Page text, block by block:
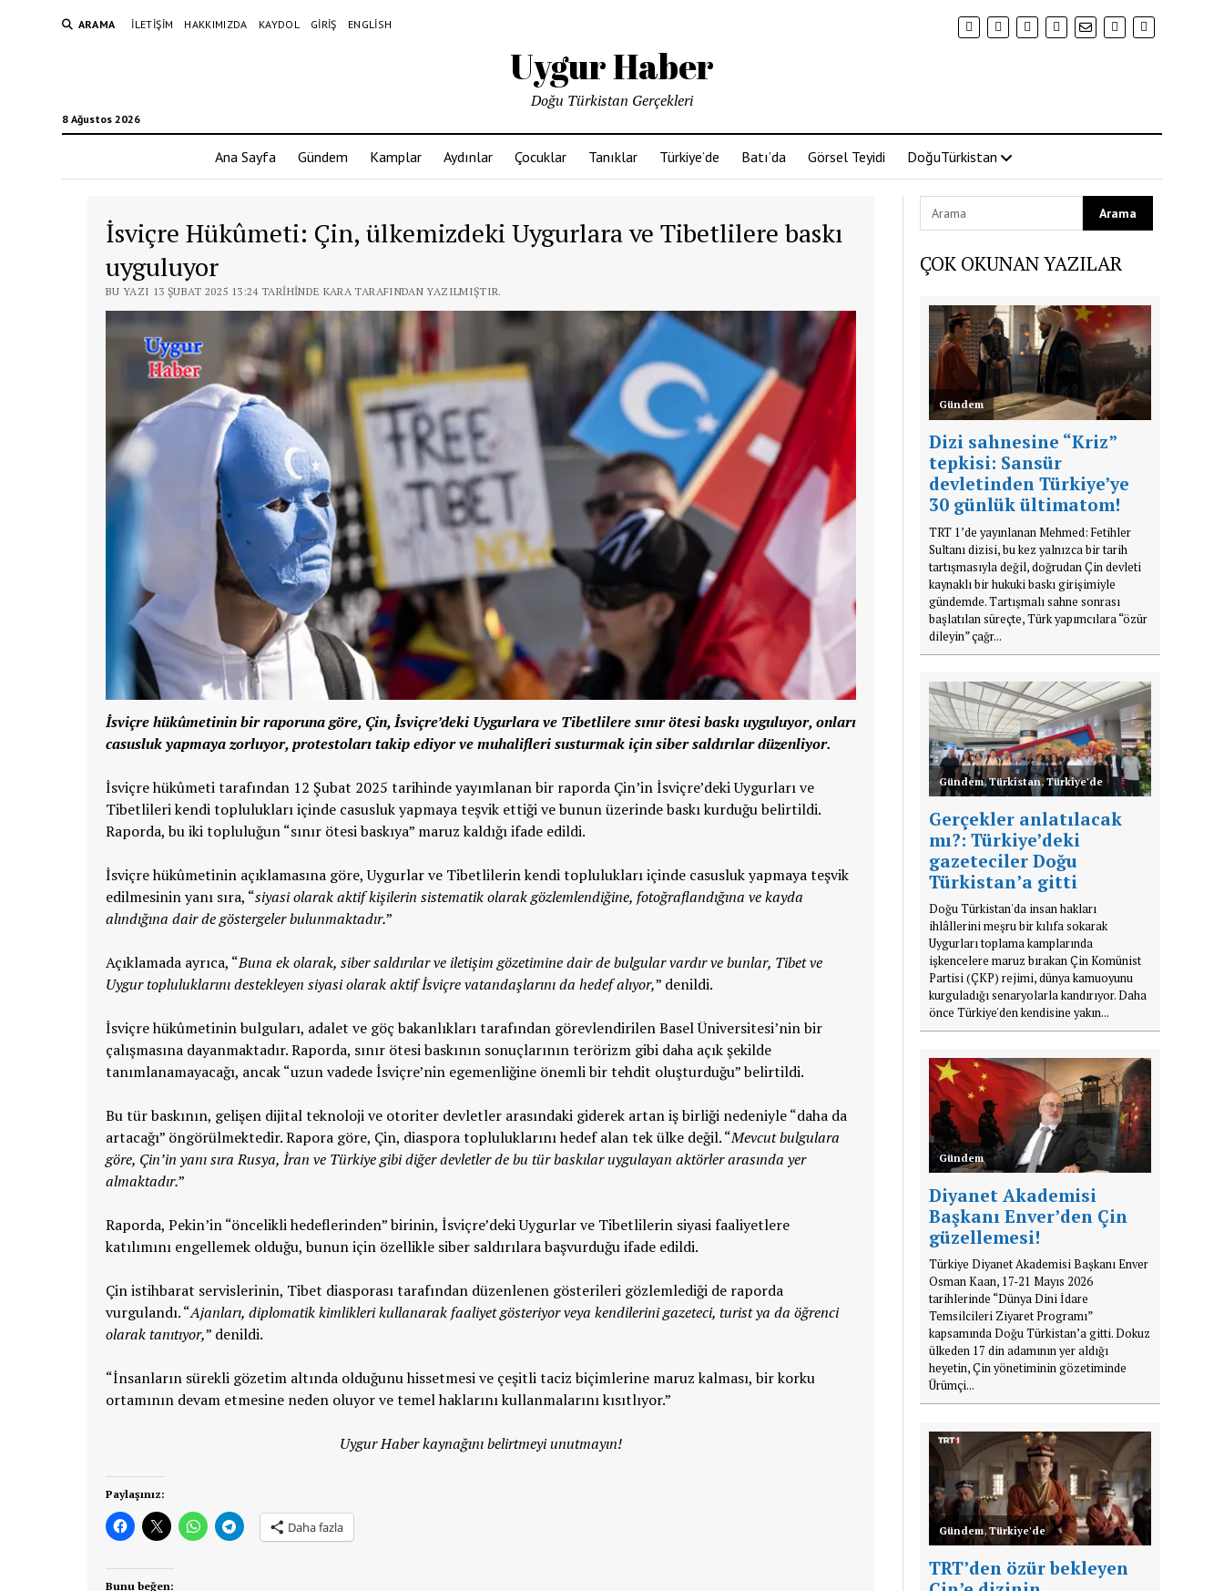
ARAMA İLETIŞIM HAKKIMIZDA KAYDOL GIRIŞ ENGLISH
Uygur Haber
8 Ağustos 2026
Doğu Türkistan Gerçekleri
Ana Sayfa Gündem Kamplar Aydınlar Çocuklar Tanıklar Türkiye’de Batı’da Görsel Teyidi DoğuTürkistan
İsviçre Hükûmeti: Çin, ülkemizdeki Uygurlara ve Tibetlilere baskı
uyguluyor
BU YAZI 13 ŞUBAT 2025 13:24 TARIHINDE KARA TARAFINDAN YAZILMIŞTIR.
İsviçre hükûmetinin bir raporuna göre, Çin, İsviçre’deki Uygurlara ve Tibetlilere sınır ötesi baskı uyguluyor, onları
casusluk yapmaya zorluyor, protestoları takip ediyor ve muhalifleri susturmak için siber saldırılar düzenliyor.
İsviçre hükûmeti tarafından 12 Şubat 2025 tarihinde yayımlanan bir raporda Çin’in İsviçre’deki Uygurları ve
Tibetlileri kendi toplulukları içinde casusluk yapmaya teşvik ettiği ve bunun üzerinde baskı kurduğu belirtildi.
Raporda, bu iki topluluğun “sınır ötesi baskıya” maruz kaldığı ifade edildi.
İsviçre hükûmetinin açıklamasına göre, Uygurlar ve Tibetlilerin kendi toplulukları içinde casusluk yapmaya teşvik
edilmesinin yanı sıra, “siyasi olarak aktif kişilerin sistematik olarak gözlemlendiğine, fotoğraflandığına ve kayda
alındığına dair de göstergeler bulunmaktadır.”
Açıklamada ayrıca, “Buna ek olarak, siber saldırılar ve iletişim gözetimine dair de bulgular vardır ve bunlar, Tibet ve
Uygur topluluklarını destekleyen siyasi olarak aktif İsviçre vatandaşlarını da hedef alıyor,” denildi.
İsviçre hükûmetinin bulguları, adalet ve göç bakanlıkları tarafından görevlendirilen Basel Üniversitesi’nin bir
çalışmasına dayanmaktadır. Raporda, sınır ötesi baskının sonuçlarının terörizm gibi daha açık şekilde
tanımlanamayacağı, ancak “uzun vadede İsviçre’nin egemenliğine önemli bir tehdit oluşturduğu” belirtildi.
Bu tür baskının, gelişen dijital teknoloji ve otoriter devletler arasındaki giderek artan iş birliği nedeniyle “daha da
artacağı” öngörülmektedir. Rapora göre, Çin, diaspora topluluklarını hedef alan tek ülke değil. “Mevcut bulgulara
göre, Çin’in yanı sıra Rusya, İran ve Türkiye gibi diğer devletler de bu tür baskılar uygulayan aktörler arasında yer
almaktadır.”
Raporda, Pekin’in “öncelikli hedeflerinden” birinin, İsviçre’deki Uygurlar ve Tibetlilerin siyasi faaliyetlere
katılımını engellemek olduğu, bunun için özellikle siber saldırılara başvurduğu ifade edildi.
Çin istihbarat servislerinin, Tibet diasporası tarafından düzenlenen gösterileri gözlemlediği de raporda
vurgulandı. “Ajanları, diplomatik kimlikleri kullanarak faaliyet gösteriyor veya kendilerini gazeteci, turist ya da öğrenci
olarak tanıtıyor,” denildi.
“İnsanların sürekli gözetim altında olduğunu hissetmesi ve çeşitli taciz biçimlerine maruz kalması, bir korku
ortamının devam etmesine neden oluyor ve temel haklarını kullanmalarını kısıtlıyor.”
Uygur Haber kaynağını belirtmeyi unutmayın!
Paylaşınız:
Daha fazla
Bunu beğen:
ÇOK OKUNAN YAZILAR
Gündem
Dizi sahnesine “Kriz”
tepkisi: Sansür
devletinden Türkiye’ye
30 günlük ültimatom!
TRT 1’de yayınlanan Mehmed: Fetihler
Sultanı dizisi, bu kez yalnızca bir tarih
tartışmasıyla değil, doğrudan Çin devleti
kaynaklı bir hukuki baskı girişimiyle
gündemde. Tartışmalı sahne sonrası
başlatılan süreçte, Türk yapımcılara “özür
dileyin” çağr...
Gündem,Türkistan,Türkiye'de
Gerçekler anlatılacak
mı?: Türkiye’deki
gazeteciler Doğu
Türkistan’a gitti
Doğu Türkistan'da insan hakları
ihlâllerini meşru bir kılıfa sokarak
Uygurları toplama kamplarında
işkencelere maruz bırakan Çin Komünist
Partisi (ÇKP) rejimi, dünya kamuoyunu
kurguladığı senaryolarla kandırıyor. Daha
önce Türkiye'den kendisine yakın...
Gündem
Diyanet Akademisi
Başkanı Enver’den Çin
güzellemesi!
Türkiye Diyanet Akademisi Başkanı Enver
Osman Kaan, 17-21 Mayıs 2026
tarihlerinde “Dünya Dini İdare
Temsilcileri Ziyaret Programı”
kapsamında Doğu Türkistan’a gitti. Dokuz
ülkeden 17 din adamının yer aldığı
heyetin, Çin yönetiminin gözetiminde
Ürümçi...
Gündem,Türkiye'de
TRT’den özür bekleyen